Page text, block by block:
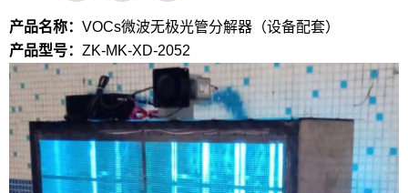
产品名称： VOCs微波无极光管分解器（设备配套）
产品型号： ZK-MK-XD-2052